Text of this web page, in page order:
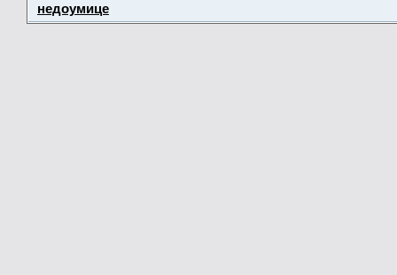
недоумице